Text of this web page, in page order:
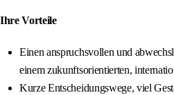
Ihre Vorteile
Einen anspruchsvollen und
einem zukunftsorientierten,
Kurze Entscheidungswege, viel